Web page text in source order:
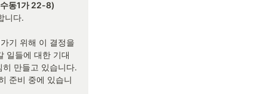
니다.
기 위해 이 결정을
일들에 대한 기대
만들고 있습니다.
준비 중에 있습니